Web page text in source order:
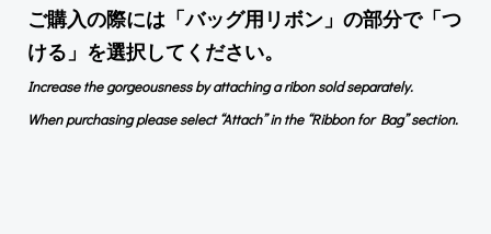
ご購入の際には「バッグ用リボン」の部分で「つ
ける」を選択してください。
Increase the gorgeousness by attaching a ribon sold separately.
When purchasing please select “Attach” in the “Ribbon for Bag” section.